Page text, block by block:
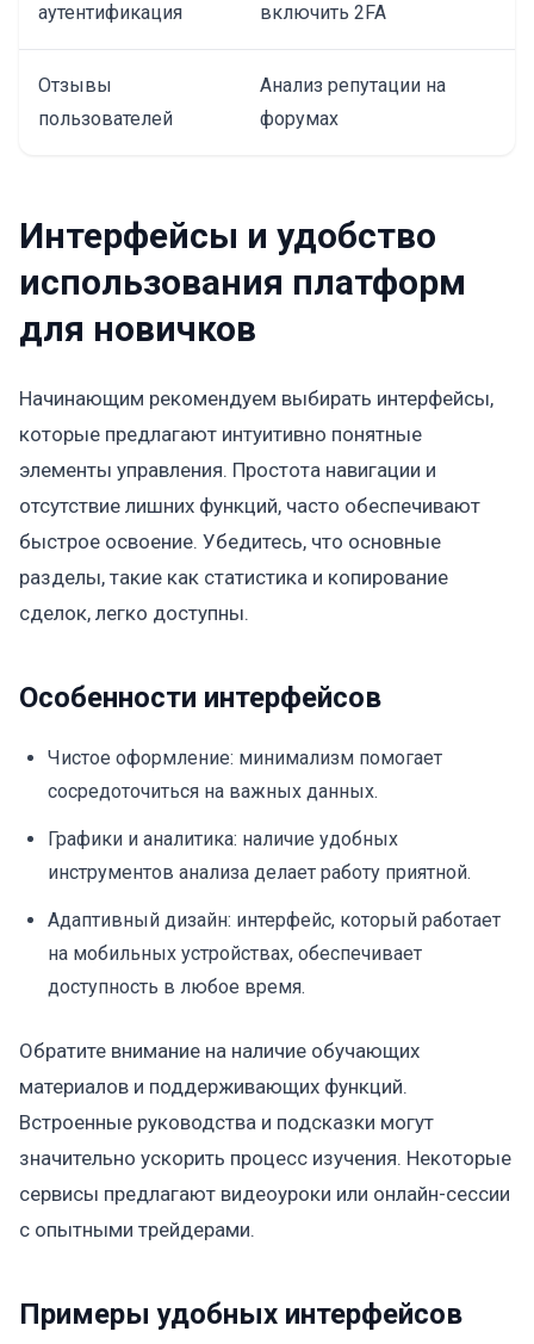
аутентификация
включить 2FA
Отзывы
пользователей
Анализ репутации на
форумах
Интерфейсы и удобство
использования платформ
для новичков
Начинающим рекомендуем выбирать интерфейсы,
которые предлагают интуитивно понятные
элементы управления. Простота навигации и
отсутствие лишних функций, часто обеспечивают
быстрое освоение. Убедитесь, что основные
разделы, такие как статистика и копирование
сделок, легко доступны.
Особенности интерфейсов
Чистое оформление: минимализм помогает
сосредоточиться на важных данных.
Графики и аналитика: наличие удобных
инструментов анализа делает работу приятной.
Адаптивный дизайн: интерфейс, который работает
на мобильных устройствах, обеспечивает
доступность в любое время.
Обратите внимание на наличие обучающих
материалов и поддерживающих функций.
Встроенные руководства и подсказки могут
значительно ускорить процесс изучения. Некоторые
сервисы предлагают видеоуроки или онлайн-сессии
с опытными трейдерами.
Примеры удобных интерфейсов